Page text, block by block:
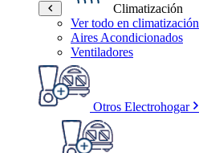
Climatización
Ver todo en climatización
Aires Acondicionados
Ventiladores
Otros Electrohogar